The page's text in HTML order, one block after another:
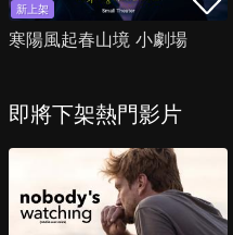
新上架
寒陽風起春山境 小劇場
即將下架熱門影片